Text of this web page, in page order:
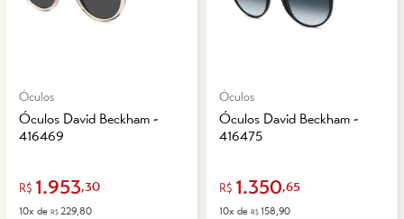
Óculos
Óculos David Beckham -
416469
R$ 1.953,30
10x deR$229,80
Óculos
Óculos David Beckham -
416475
R$ 1.350,65
10x de R$ 158,90